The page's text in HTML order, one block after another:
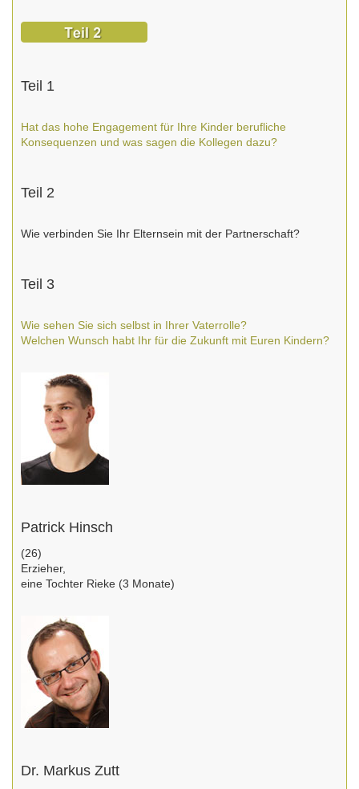
Teil 1
Hat das hohe Engagement für Ihre Kinder berufliche
Konsequenzen und was sagen die Kollegen dazu?
Teil 2
Wie verbinden Sie Ihr Elternsein mit der Partnerschaft?
Teil 3
Wie sehen Sie sich selbst in Ihrer Vaterrolle?
Welchen Wunsch habt Ihr für die Zukunft mit Euren Kindern?
Patrick Hinsch
(26)
Erzieher,
eine Tochter Rieke (3 Monate)
Dr. Markus Zutt